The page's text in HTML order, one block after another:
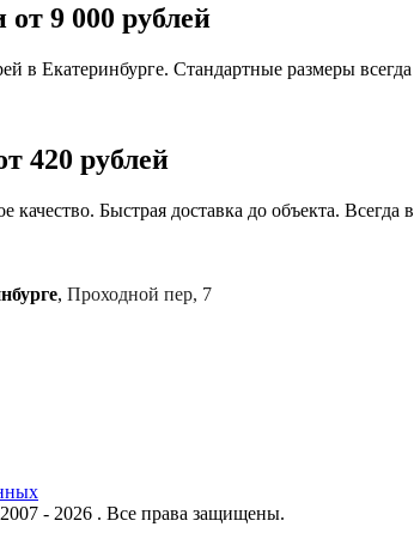
9 000 рублей
в Екатеринбурге. Стандартные размеры
420 рублей
Быстрая доставка до объекта. Всегда
, Проходной пер, 7
- 2026 . Все права защищены.